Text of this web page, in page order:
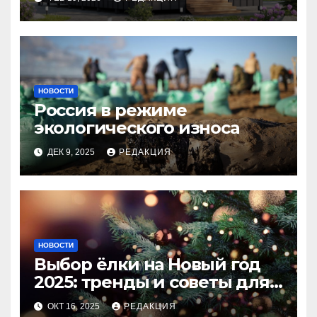
НОВОСТИ
Россия в режиме
экологического износа
ДЕК 9, 2025 РЕДАКЦИЯ
НОВОСТИ
Выбор ёлки на Новый год
2025: тренды и советы для
идеального праздника
ОКТ 16, 2025 РЕДАКЦИЯ